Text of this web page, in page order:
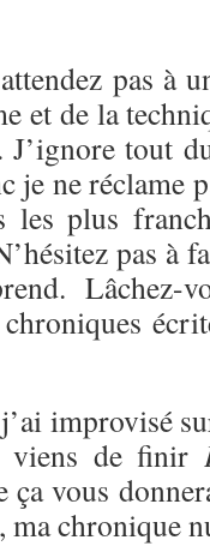
pas à
et de la
tout
je ne réclame
les plus
pas à
Lâchez-
improvisé
viens de finir
ça vous
ma chronique